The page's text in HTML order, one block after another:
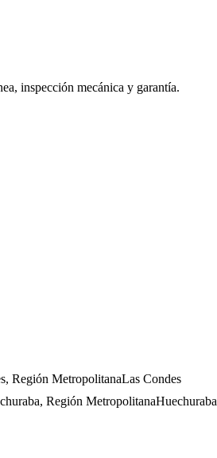
inspección mecánica y garantía.
Región MetropolitanaLas Condes
Región MetropolitanaHuechuraba